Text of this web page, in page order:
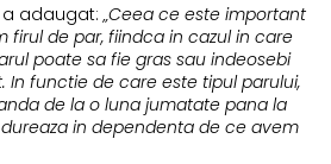
adaugat: „Ceea ce este important
firul de par, fiindca in cazul in care
poate sa fie gras sau indeosebi
In functie de care este tipul parului,
de la o luna jumatate pana la
in dependenta de ce avem